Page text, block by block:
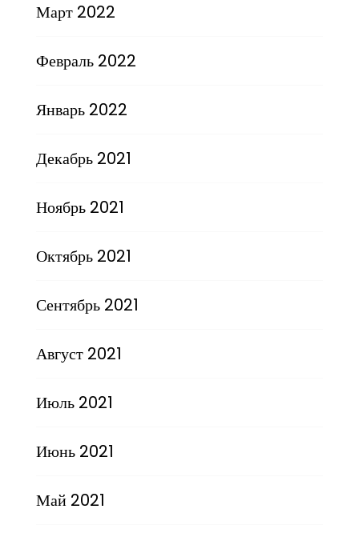
Март 2022
Февраль 2022
Январь 2022
Декабрь 2021
Ноябрь 2021
Октябрь 2021
Сентябрь 2021
Август 2021
Июль 2021
Июнь 2021
Май 2021